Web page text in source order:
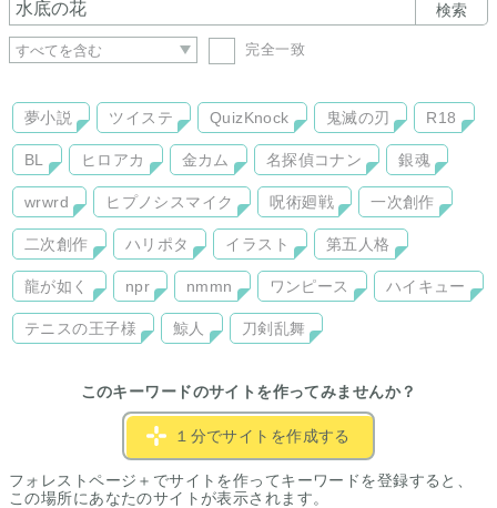
検索
完全一致
夢小説 ツイステ QuizKnock 鬼滅の刃 R18
BL ヒロアカ 金カム 名探偵コナン 銀魂
wrwrd ヒプノシスマイク 呪術廻戦 一次創作
二次創作 ハリポタ イラスト 第五人格
龍が如く npr nmmn ワンピース ハイキュー
テニスの王子様 鯨人 刀剣乱舞
このキーワードのサイトを作ってみませんか？
１分でサイトを作成する
フォレストページ＋でサイトを作ってキーワードを登録すると、
この場所にあなたのサイトが表示されます。